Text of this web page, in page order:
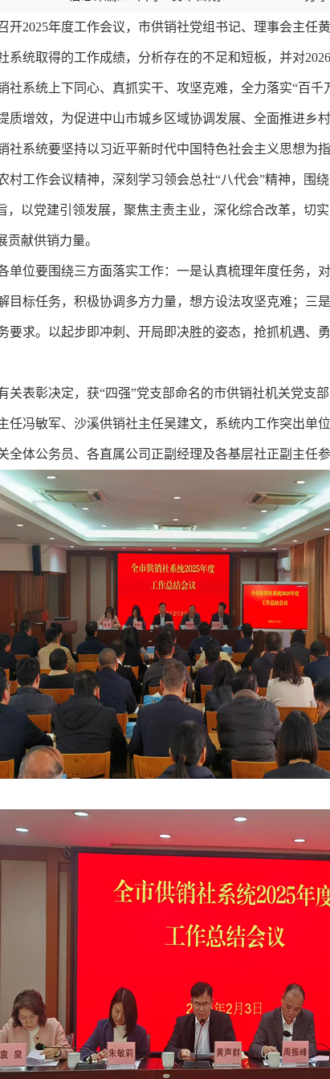
2025年度工作会议，市供销社党组书记、理事会主任黄
统取得的工作成绩，分析存在的不足和短板，并对2026
系统上下同心、真抓实干、攻坚克难，全力落实“百千
质增效，为促进中山市城乡区域协调发展、全面推进乡
系统要坚持以习近平新时代中国特色社会主义思想为
村工作会议精神，深刻学习领会总社“八代会”精神，围
，以党建引领发展，聚焦主责主业，深化综合改革，切
贡献供销力量。
位要围绕三方面落实工作：一是认真梳理年度任务，对
目标任务，积极协调多方力量，想方设法攻坚克难；三
要求。以起步即冲刺、开局即决胜的姿态，抢抓机遇、
表彰决定，获“四强”党支部命名的市供销社机关党支
任冯敏军、沙溪供销社主任吴建文，系统内工作突出单
体公务员、各直属公司正副经理及各基层社正副主任参